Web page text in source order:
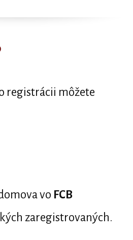
registrácii môžete
vo FCB
zaregistrovaných.